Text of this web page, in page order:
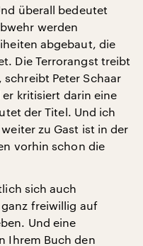
überall bedeutet
werden
abgebaut, die
Die Terrorangst treibt
Peter Schaar
kritisiert darin eine
der Titel. Und ich
zu Gast ist in der
vorhin schon die
sich auch
freiwillig auf
Und eine
Ihrem Buch den